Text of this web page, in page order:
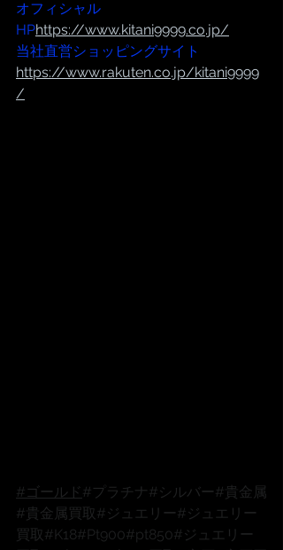
オフィシャル
HPhttps://www.kitani9999.co.jp/
当社直営ショッピングサイト
https://www.rakuten.co.jp/kitani9999
/
#ゴールド #プラチナ #シルバー #貴金属
#貴金属買取 #ジュエリー #ジュエリー
買取 #K18#Pt900#pt850#ジュエリー